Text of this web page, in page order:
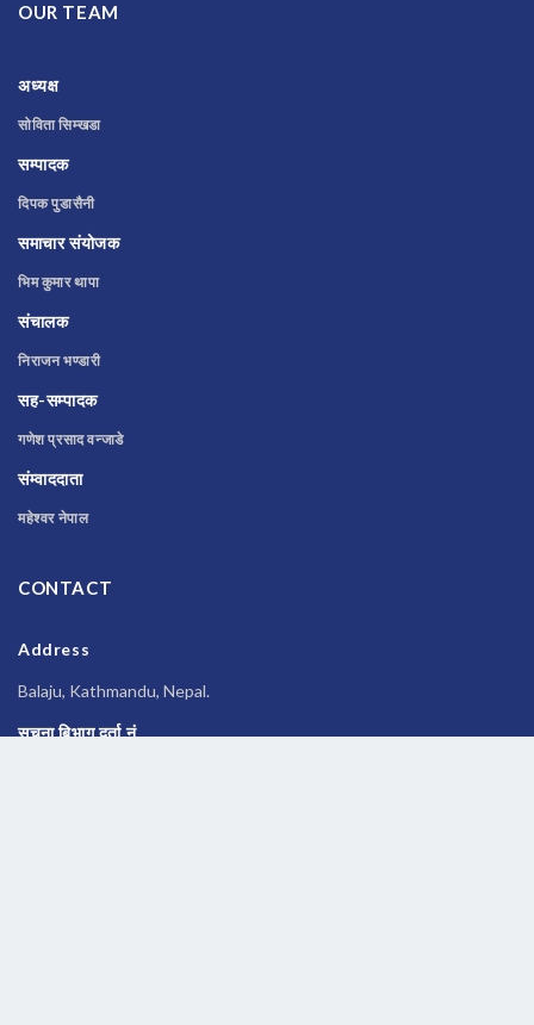
OUR TEAM
अध्यक्ष
सोविता सिम्खडा
सम्पादक
दिपक पुडासैनी
समाचार संयोजक
भिम कुमार थापा
संचालक
निराजन भण्डारी
सह-सम्पादक
गणेश प्रसाद वन्जाडे
संम्वाददाता
महेश्वर नेपाल
CONTACT
Address
Balaju, Kathmandu, Nepal.
सूचना बिभाग दर्ता नं